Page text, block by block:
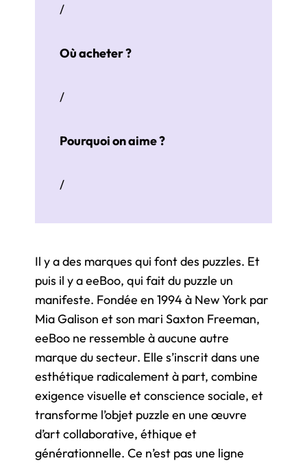
/
Où acheter ?
/
Pourquoi on aime ?
/
Il y a des marques qui font des puzzles. Et
puis il y a eeBoo, qui fait du puzzle un
manifeste. Fondée en 1994 à New York par
Mia Galison et son mari Saxton Freeman,
eeBoo ne ressemble à aucune autre
marque du secteur. Elle s’inscrit dans une
esthétique radicalement à part, combine
exigence visuelle et conscience sociale, et
transforme l’objet puzzle en une œuvre
d’art collaborative, éthique et
générationnelle. Ce n’est pas une ligne